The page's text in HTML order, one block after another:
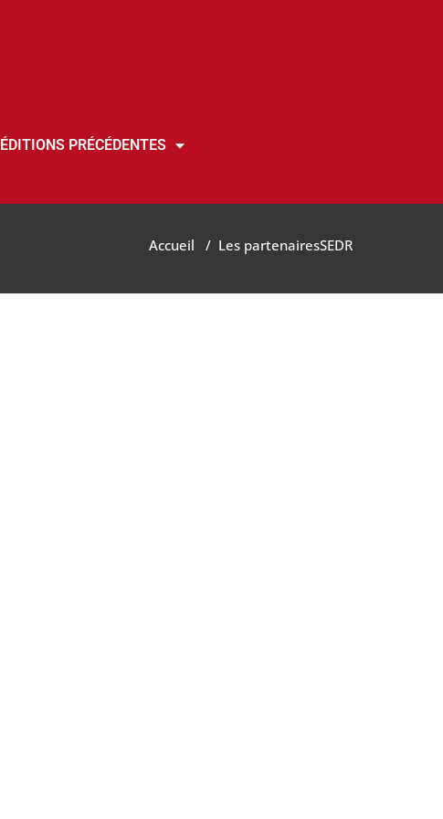
ÉDITIONS PRÉCÉDENTES
Accueil / Les partenairesSEDR